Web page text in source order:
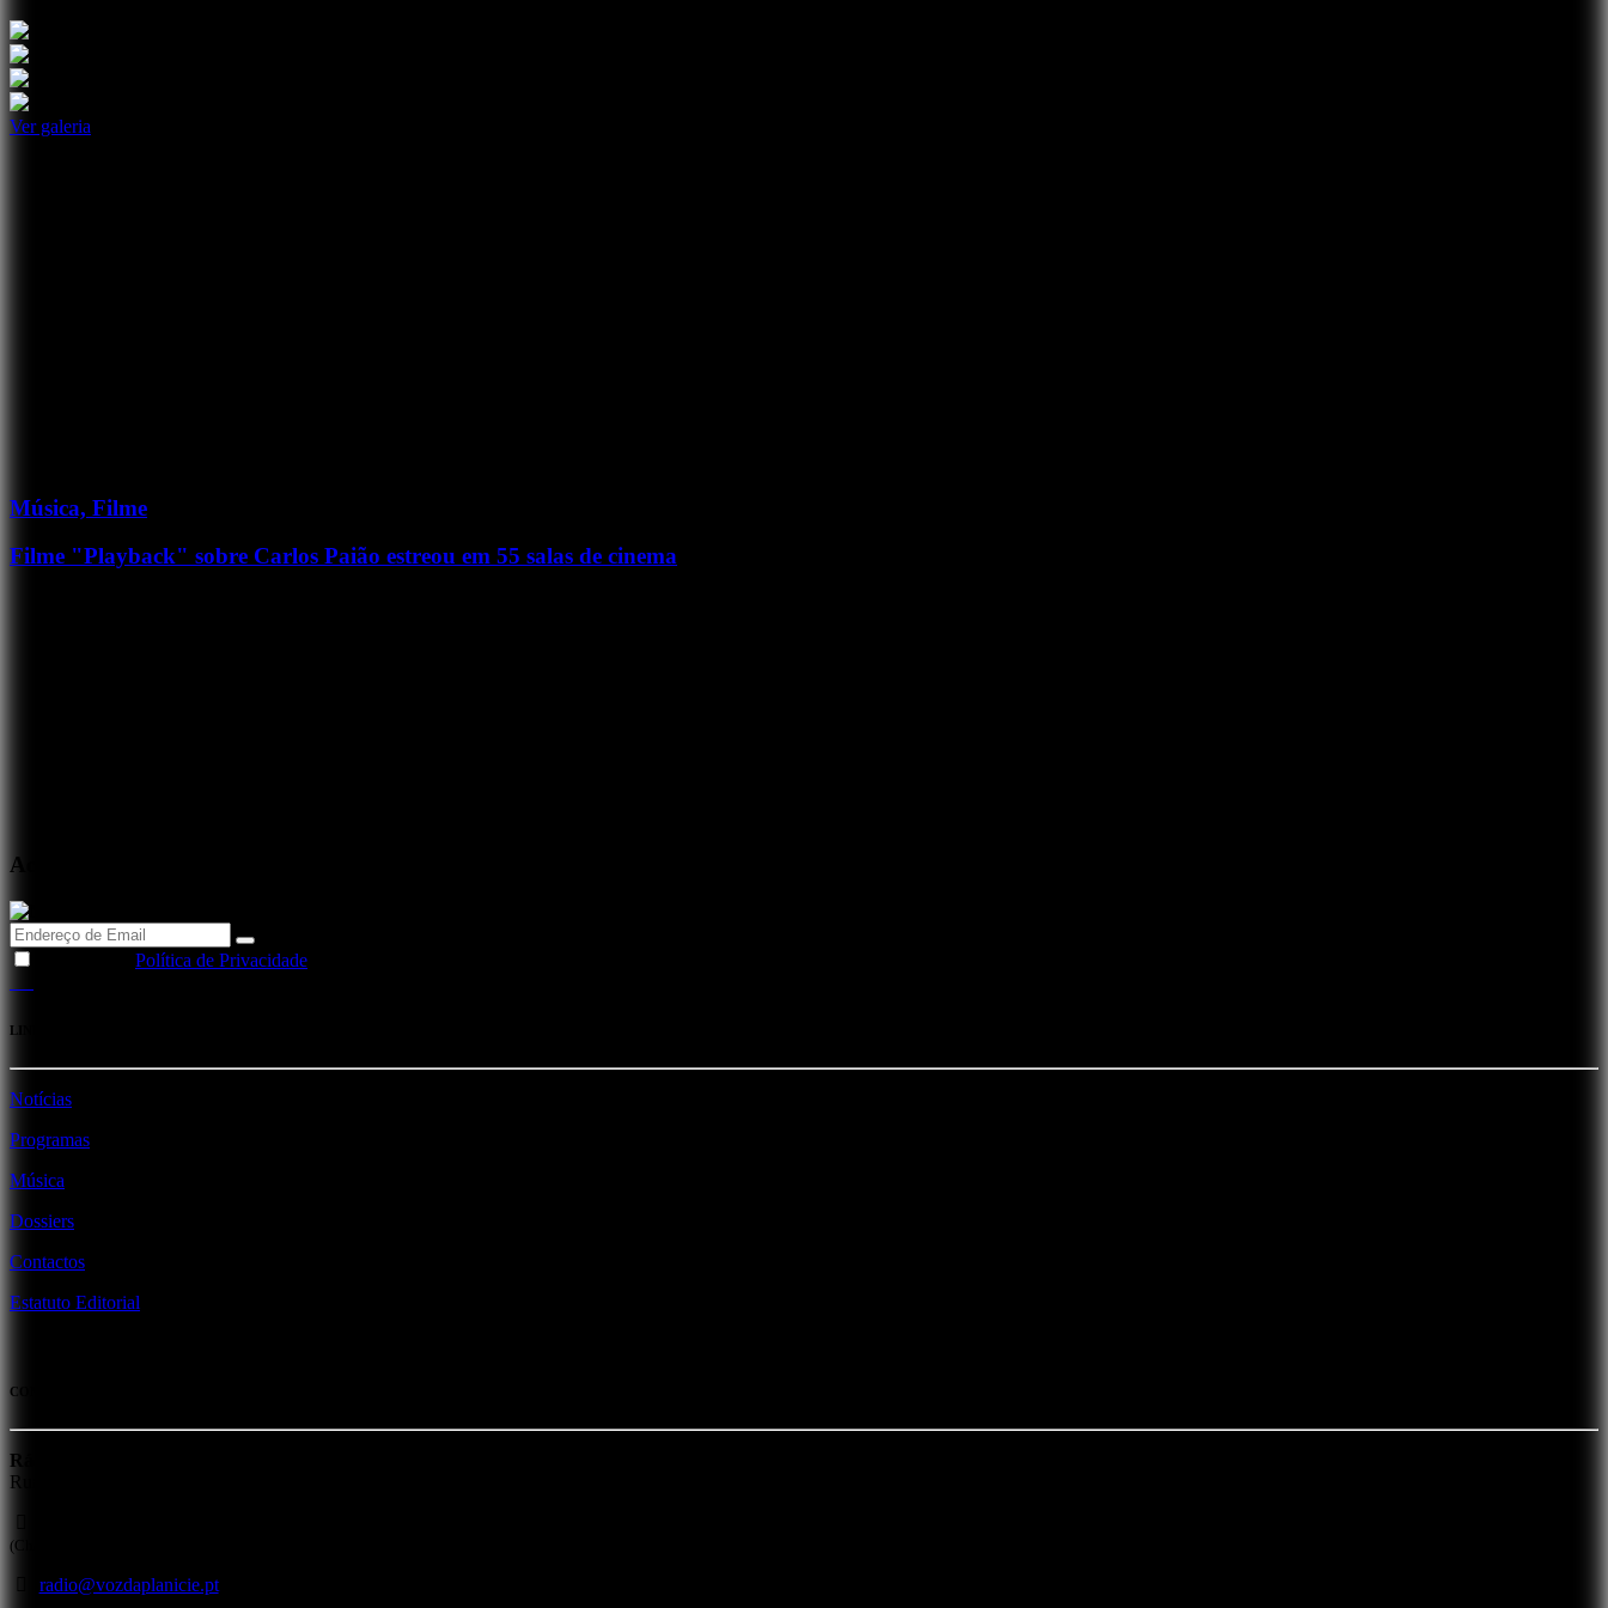
Ver galeria
Música, Filme
Filme "Playback" sobre Carlos Paião estreou em 55 salas de cinema
Acabou de tocar...
Política de Privacidade
LINKS
Notícias
Programas
Música
Dossiers
Contactos
Estatuto Editorial
CONTACTOS
Rádio Voz da Planície
Rua da Misericórdia, 4 - 7800-285 Beja
(Chamada para a rede fixa nacional)
radio@vozdaplanicie.pt